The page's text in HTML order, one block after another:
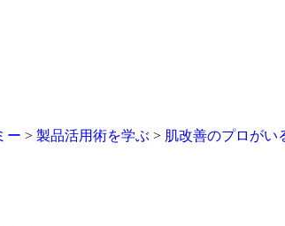
ー > 製品活用術を学ぶ > 肌改善のプロがい